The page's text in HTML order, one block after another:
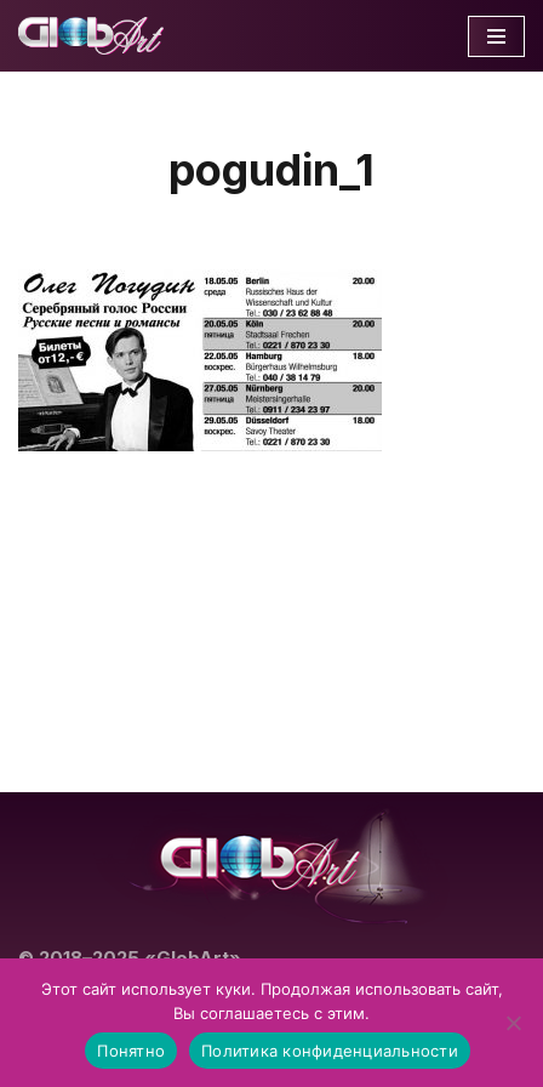
pogudin_1
© 2018–2025 «GlobArt»
Театрально-концертное агентство
Impressum
Datenschutzerklärung
Allgemeine Geschäftsbedingungen
Этот сайт использует куки. Продолжая использовать сайт,
Вы соглашаетесь с этим.
Понятно
Политика конфиденциальности